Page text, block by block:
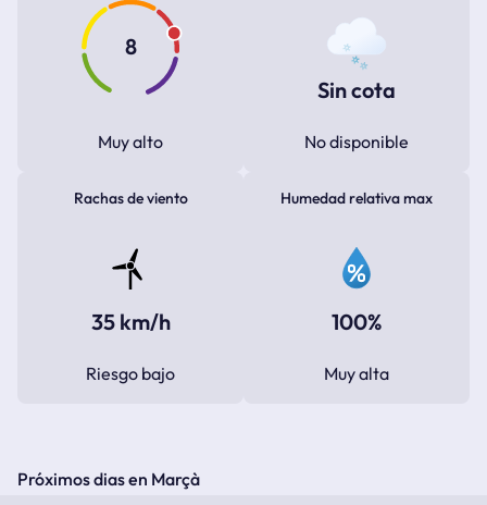
8
Muy alto
Sin cota
No disponible
Rachas de viento
35 km/h
Riesgo bajo
Humedad relativa max
100%
Muy alta
Próximos dias en Marçà